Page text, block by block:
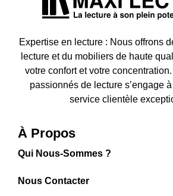
Expertise en lecture : Nous offrons
lecture et du mobiliers de haute
votre confort et votre
passionnés de lecture s’engage
service clientèle
À Propos
Qui Nous-Sommes ?
Nous Contacter